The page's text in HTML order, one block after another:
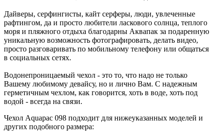
Дайверы, серфингисты, кайт серферы, люди, увлеченные
рафтингом, да и просто любители ласкового солнца, теплого
моря и пляжного отдыха благодарны Аквапак за подаренную
уникальную возможность фотографировать, делать видео,
просто разговаривать по мобильному телефону или общаться
в социальных сетях.
Водонепроницаемый чехол - это то, что надо не только
Вашему любимому девайсу, но и лично Вам. С надежным
герметичным чехлом, как говорится, хоть в воде, хоть под
водой - всегда на связи.
Чехол Aquapac 098 подходит для нижеуказанных моделей и
других подобного размера: